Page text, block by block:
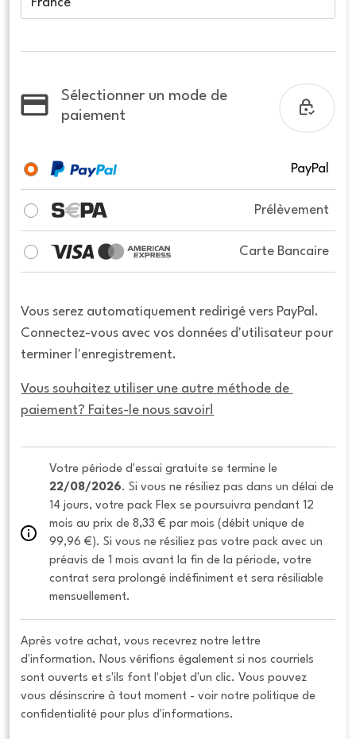
Sélectionner un mode de
paiement
PayPal
Prélèvement
Carte Bancaire
Vous serez automatiquement redirigé vers PayPal.
Connectez-vous avec vos données d'utilisateur pour
terminer l'enregistrement.
Vous souhaitez utiliser une autre méthode de
paiement? Faites-le nous savoir!
22/08/2026. Si vous ne résiliez pas dans un délai de
14 jours, votre pack Flex se poursuivra pendant 12
mois au prix de 8,33 € par mois (débit unique de
99,96 €). Si vous ne résiliez pas votre pack avec un
préavis de 1 mois avant la fin de la période, votre
contrat sera prolongé indéfiniment et sera résiliable
mensuellement.
Après votre achat, vous recevrez notre lettre
d'information. Nous vérifions également si nos courriels
sont ouverts et s'ils font l'objet d'un clic. Vous pouvez
vous désinscrire à tout moment - voir notre politique de
confidentialité pour plus d'informations.